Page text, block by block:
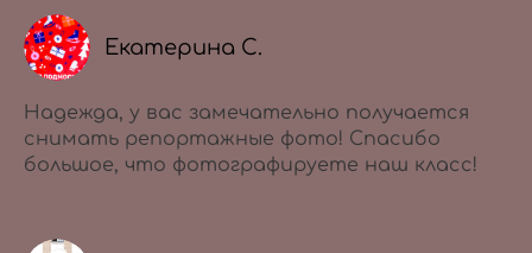
Екатерина С.
Надежда, у вас замечательно получается
снимать репортажные фото! Спасибо
большое, что фотографируете наш класс!